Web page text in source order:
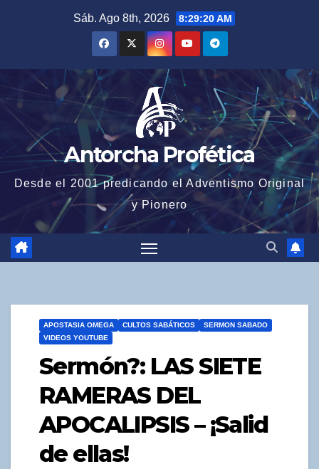
Sáb. Ago 8th, 2026 8:29:21 AM
Antorcha Profética
Desde el 2001 predicando el Adventismo Original
y Pionero
APOSTASIA OMEGA CULTOS SABÁTICOS
SERMON SABADO
VIDEOS YOUTUBE
Sermón?: LAS SIETE
RAMERAS DEL
APOCALIPSIS – ¡Salid
de ellas!